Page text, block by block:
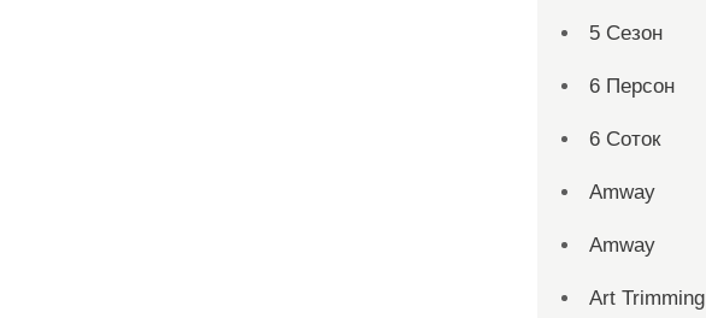
5 Сезон
6 Персон
6 Соток
Amway
Amway
Art Trimming